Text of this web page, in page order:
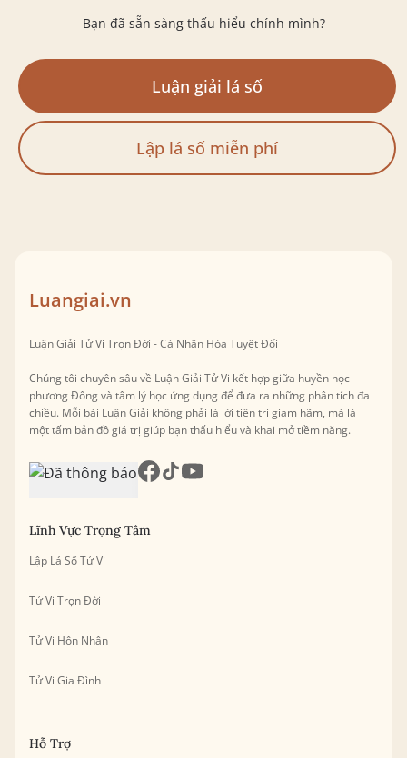
Bạn đã sẵn sàng thấu hiểu chính mình?
Luận giải lá số
Lập lá số miễn phí
Luangiai.vn
Luận Giải Tử Vi Trọn Đời - Cá Nhân Hóa Tuyệt Đối
Chúng tôi chuyên sâu về Luận Giải Tử Vi kết hợp giữa huyền học
phương Đông và tâm lý học ứng dụng để đưa ra những phân tích đa
chiều. Mỗi bài Luận Giải không phải là lời tiên tri giam hãm, mà là
một tấm bản đồ giá trị giúp bạn thấu hiểu và khai mở tiềm năng.
Lĩnh Vực Trọng Tâm
Lập Lá Số Tử Vi
Tử Vi Trọn Đời
Tử Vi Hôn Nhân
Tử Vi Gia Đình
Hỗ Trợ